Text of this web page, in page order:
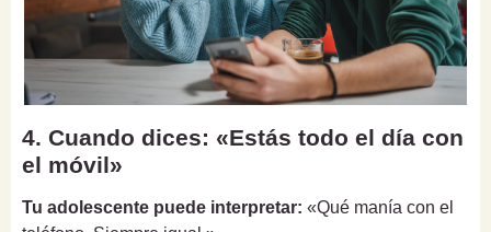
4. Cuando dices: «Estás todo el día con
el móvil»
Tu adolescente puede interpretar: «Qué manía con el